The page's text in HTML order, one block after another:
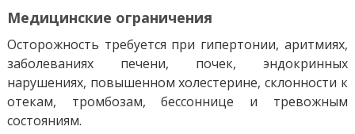
Медицинские ограничения
Осторожность требуется при гипертонии, аритмиях,
заболеваниях печени, почек, эндокринных
нарушениях, повышенном холестерине, склонности к
отекам, тромбозам, бессоннице и тревожным
состояниям.